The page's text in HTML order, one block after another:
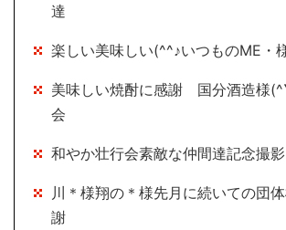
達
楽しい美味しい(^^♪いつものME・
美味しい焼酎に感謝 国分酒造様
会
和やか壮行会素敵な仲間達記念撮
川＊様翔の＊様先月に続いての団
謝